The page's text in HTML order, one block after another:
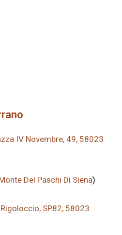
IV Novembre, 49, 58023
Del Paschi Di Siena)
SP82, 58023